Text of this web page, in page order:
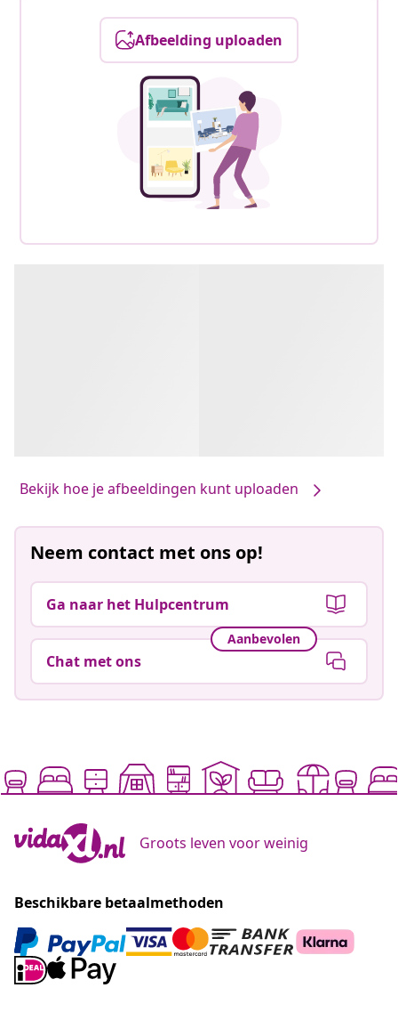
Afbeelding uploaden
Bekijk hoe je afbeeldingen kunt uploaden
Neem contact met ons op!
Ga naar het Hulpcentrum
Aanbevolen
Chat met ons
Groots leven voor weinig
Beschikbare betaalmethoden